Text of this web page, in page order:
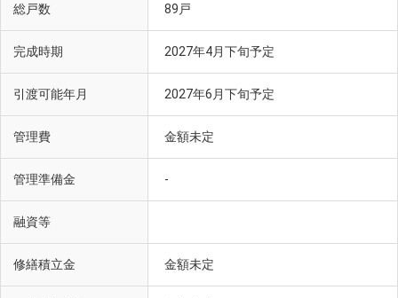
総戸数 89戸
完成時期 2027年4月下旬予定
引渡可能年月 2027年6月下旬予定
管理費 金額未定
管理準備金 -
融資等
修繕積立金 金額未定